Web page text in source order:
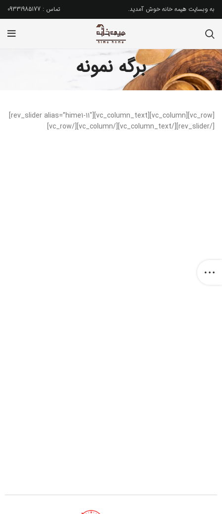
به وبسایت هیمه خانه خوش آمدید. تماس : 09331985177
برگه نمونه
[vc_row][vc_column][vc_column_text][rev_slider alias=”hime1-11″]
[/rev_slider][/vc_column_text][/vc_column][/vc_row]